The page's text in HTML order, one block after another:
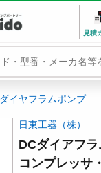
見積
ダイヤフラムポンプ
日東工器（株）
DCダイアフラ
コンプレッサ